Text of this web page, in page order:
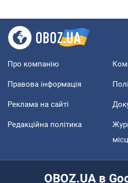
Про компанію
Правова інформація
Реклама на сайті
Редакційна політика
OBOZ.UA в